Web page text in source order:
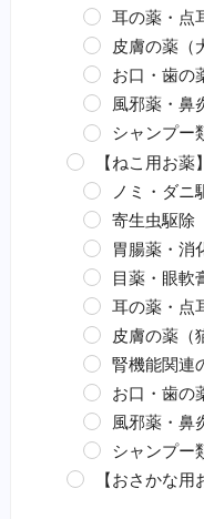
耳の薬・点
皮膚の薬（
お口・歯の
風邪薬・鼻
シャンプー
【ねこ用お薬】
ノミ・ダニ
寄生虫駆除
胃腸薬・消
目薬・眼軟
耳の薬・点
皮膚の薬（
腎機能関連
お口・歯の
風邪薬・鼻
シャンプー
【おさかな用